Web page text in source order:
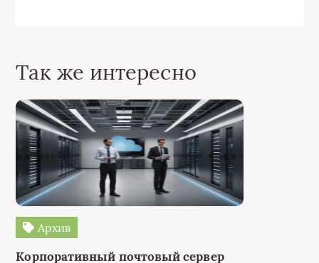
Так же интересно
Архив
Корпоративный почтовый сервер